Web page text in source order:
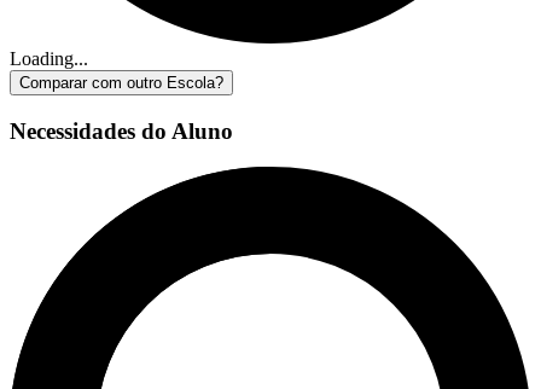
Loading...
Comparar com outro Escola?
Necessidades do Aluno